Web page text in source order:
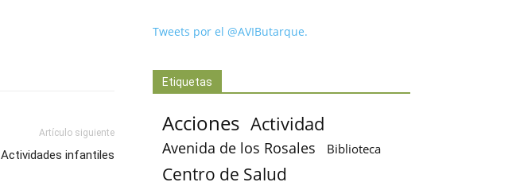
Artículo siguiente
Actividades infantiles
Tweets por el @AVIButarque.
Etiquetas
Acciones Actividad
Avenida de los Rosales Biblioteca
Centro de Salud